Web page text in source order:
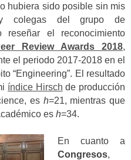
hubiera sido posible sin mis
colegas del grupo de
reseñar el reconocimiento
Review Awards 2018,
el periodo 2017-2018 en el
“Engineering”. El resultado
índice Hirsch de producción
es h=21, mientras que
es h=34.
En cuanto a
Congresos,